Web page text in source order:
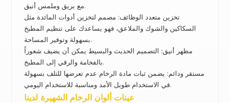
مع بريق وملمس أنيق.
تخزين متعدد الوظائف: مصمم لتخزين أدوات المائدة مثل
السكاكين والشوك والملاعق، فهو يساعدك على تنظيم المطبخ
بسهولة وتوفير المساحة.
مظهر أنيق: التصميم الحديث والبسيط يمكن أن يضيف شعوراً
بالفخامة والرقي إلى المطبخ.
مستقر ودائم: يضمن ثبات مادة الرخام عدم تعرضها للتلف بسهولة
في الاستخدام طويل الأمد ومناسبة للاستخدام اليومي.
عينات ألوان الرخام الشهيرة لدينا